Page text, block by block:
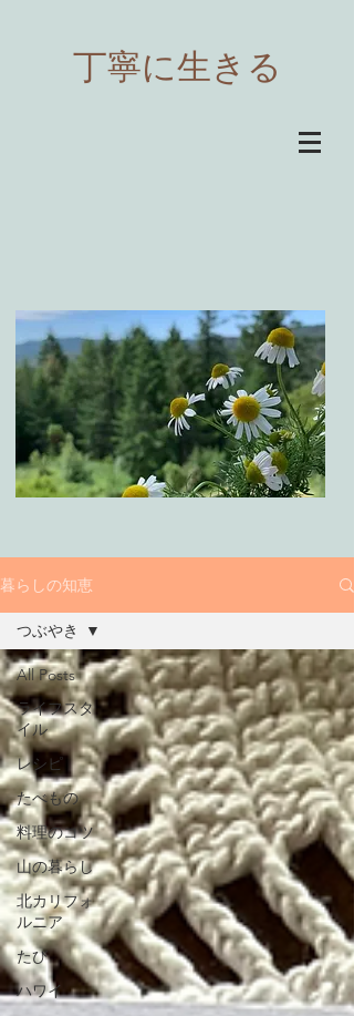
​丁寧に生きる
暮らしの知恵
All Posts
ライフスタ
イル
レシピ
たべもの
料理のコツ
山の暮らし
北カリフォ
ルニア
たび
ハワイ
つぶやき